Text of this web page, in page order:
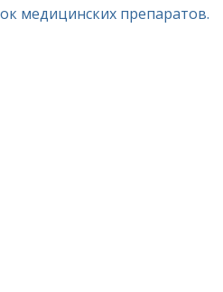
медицинских препаратов.